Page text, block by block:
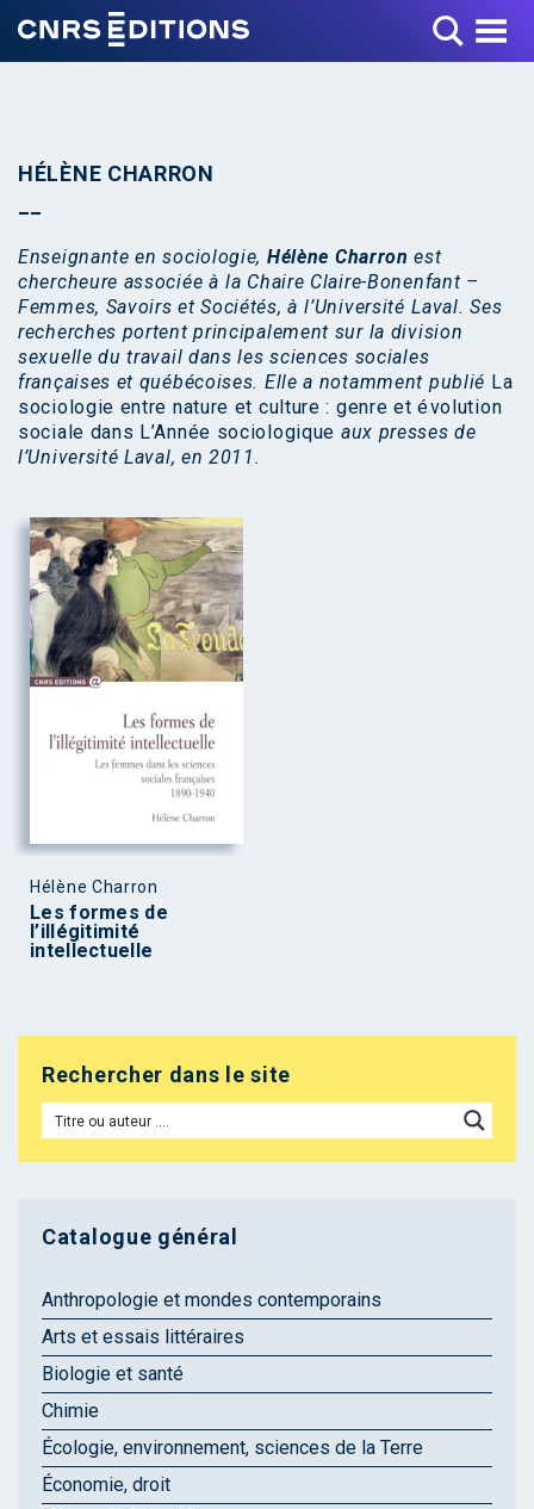
Toggle Menu
HÉLÈNE CHARRON
Enseignante en sociologie, Hélène Charronest
chercheure associée à la Chaire Claire-Bonenfant –
Femmes, Savoirs et Sociétés, à l’Université Laval. Ses
recherches portent principalement sur la division
sexuelle du travail dans les sciences sociales
françaises et québécoises. Elle a notamment publié La
sociologie entre nature et culture : genre et évolution
sociale dans L’Année sociologique aux presses de
l’Université Laval, en 2011.
Hélène Charron
Les formes de
l’illégitimité
intellectuelle
Rechercher dans le site
Catalogue général
Anthropologie et mondes contemporains
Arts et essais littéraires
Biologie et santé
Chimie
Écologie, environnement, sciences de la Terre
Économie, droit